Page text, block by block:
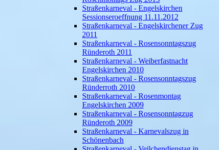
Straßenkarneval - Engelskirchen
Sessionseroeffnung 11.11.2012
Straßenkarneval - Engelskirchener Zug
2011
Straßenkarneval - Rosensonntagszug
Ründeroth 2011
Straßenkarneval - Weiberfastnacht
Engelskirchen 2010
Straßenkarneval - Rosensonntagszug
Ründerroth 2010
Straßenkarneval - Rosenmontag
Engelskirchen 2009
Straßenkarneval - Rosensonntagzug
Ründeroth 2009
Straßenkarneval - Karnevalszug in
Schönenbach